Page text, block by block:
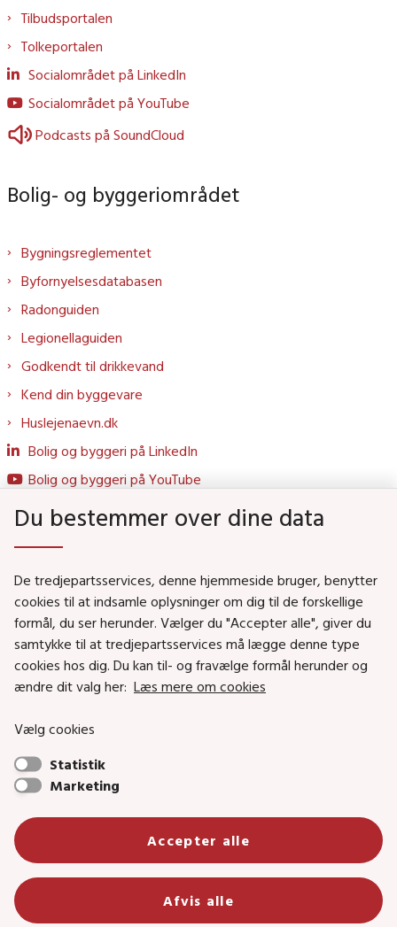
Tilbudsportalen
Tolkeportalen
Socialområdet på LinkedIn
Socialområdet på YouTube
Podcasts på SoundCloud
Bolig- og byggeriområdet
Bygningsreglementet
Byfornyelsesdatabasen
Radonguiden
Legionellaguiden
Godkendt til drikkevand
Kend din byggevare
Huslejenaevn.dk
Bolig og byggeri på LinkedIn
Bolig og byggeri på YouTube
Social- og Boligministeriet
Job i Social- og Boligstyrelsen
Puljer og tilskud
Nyhedsbreve
Social- og Boligstyrelsens nyheder som RSS feed
Social- og Boligstyrelsen • Tlf.: 72 42 37 00 •
sikkermail• EAN-nr.: 5798000354838 • CVR-nr.:
26144698
Primær adresse og reception: Lerchesgade 35, 5, 5000 Odense C •
Bolig- og byggeriområdet: Holmens kanal 22, 1060 København K
Du bestemmer over dine data
De tredjepartsservices, denne hjemmeside bruger, benytter
cookies til at indsamle oplysninger om dig til de forskellige
formål, du ser herunder. Vælger du "Accepter alle", giver du
samtykke til at tredjepartsservices må lægge denne type
cookies hos dig. Du kan til- og fravælge formål herunder og
ændre dit valg her: Læs mere om cookies
Vælg cookies
Statistik
Marketing
Accepter alle
Afvis alle